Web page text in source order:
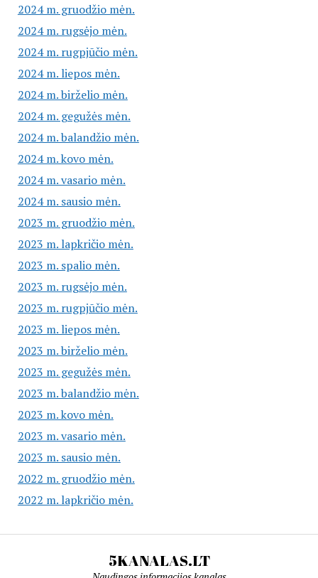
2024 m. gruodžio mėn.
2024 m. rugsėjo mėn.
2024 m. rugpjūčio mėn.
2024 m. liepos mėn.
2024 m. birželio mėn.
2024 m. gegužės mėn.
2024 m. balandžio mėn.
2024 m. kovo mėn.
2024 m. vasario mėn.
2024 m. sausio mėn.
2023 m. gruodžio mėn.
2023 m. lapkričio mėn.
2023 m. spalio mėn.
2023 m. rugsėjo mėn.
2023 m. rugpjūčio mėn.
2023 m. liepos mėn.
2023 m. birželio mėn.
2023 m. gegužės mėn.
2023 m. balandžio mėn.
2023 m. kovo mėn.
2023 m. vasario mėn.
2023 m. sausio mėn.
2022 m. gruodžio mėn.
2022 m. lapkričio mėn.
5KANALAS.LT